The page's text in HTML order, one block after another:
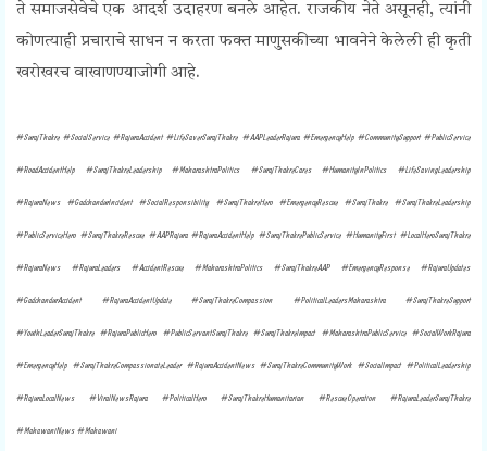
ते समाजसेवेचे एक आदर्श उदाहरण बनले आहेत. राजकीय नेते असूनही, त्यांनी
कोणत्याही प्रचाराचे साधन न करता फक्त माणुसकीच्या भावनेने केलेली ही कृती
खरोखरच वाखाणण्याजोगी आहे.
#SurajThakre #SocialService #RajuraAccident #LifeSaverSurajThakre #AAPLeaderRajura #EmergencyHelp #CommunitySupport #PublicService
#RoadAccidentHelp #SurajThakreLeadership #MaharashtraPolitics #SurajThakreCares #HumanityInPolitics #LifeSavingLeadership
#RajuraNews #GadchandurIncident #SocialResponsibility #SurajThakreHero #EmergencyRescue #SurajThakre #SurajThakreLeadership
#PublicServiceHero #SurajThakreRescue #AAPRajura #RajuraAccidentHelp #SurajThakrePublicService #HumanityFirst #LocalHeroSurajThakre
#RajuraNews #RajuraLeaders #AccidentRescue #MaharashtraPolitics #SurajThakreAAP #EmergencyResponse #RajuraUpdates
#GadchandurAccident #RajuraAccidentUpdate #SurajThakreCompassion #PoliticalLeadersMaharashtra #SurajThakreSupport
#YouthLeaderSurajThakre #RajuraPublicHero #PublicServantSurajThakre #SurajThakreImpact #MaharashtraPublicService #SocialWorkRajura
#EmergencyHelp #SurajThakreCompassionateLeader #RajuraAccidentNews #SurajThakreCommunityWork #SocialImpact #PoliticalLeadership
#RajuraLocalNews #ViralNewsRajura #PoliticalHero #SurajThakreHumanitarian #RescueOperation #RajuraLeaderSurajThakre
#MahawaniNews #Mahawani